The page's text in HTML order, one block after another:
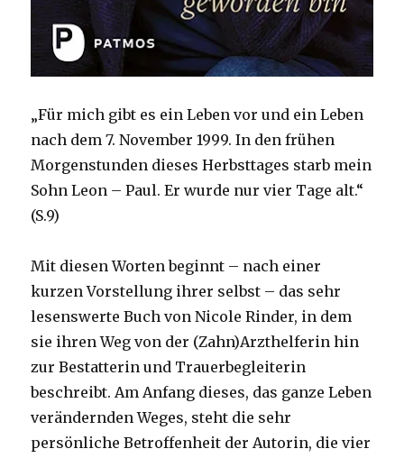
„Für mich gibt es ein Leben vor und ein Leben
nach dem 7. November 1999. In den frühen
Morgenstunden dieses Herbsttages starb mein
Sohn Leon – Paul. Er wurde nur vier Tage alt.“
(S.9)
Mit diesen Worten beginnt – nach einer
kurzen Vorstellung ihrer selbst – das sehr
lesenswerte Buch von Nicole Rinder, in dem
sie ihren Weg von der (Zahn)Arzthelferin hin
zur Bestatterin und Trauerbegleiterin
beschreibt. Am Anfang dieses, das ganze Leben
verändernden Weges, steht die sehr
persönliche Betroffenheit der Autorin, die vier